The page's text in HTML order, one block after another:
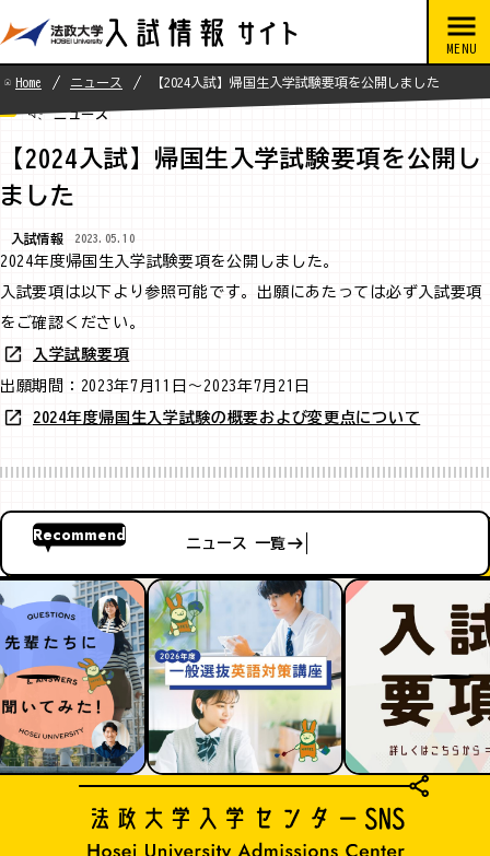
Home ニュース 【2024入試】帰国生入学試験要項を公開しました
ニュース
【2024入試】帰国生入学試験要項を公開し
ました
入試情報 2023.05.10
2024年度帰国生入学試験要項を公開しました。
入試要項は以下より参照可能です。出願にあたっては必ず入試要項
をご確認ください。
入学試験要項
出願期間：2023年7月11日～2023年7月21日
2024年度帰国生入学試験の概要および変更点について
ニュース 一覧
Recommend